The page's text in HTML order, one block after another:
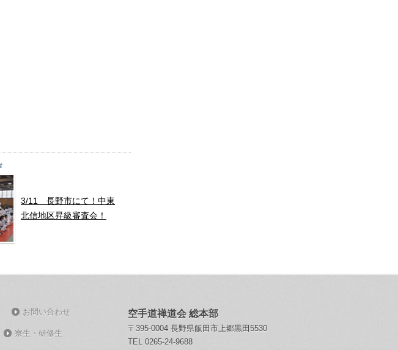
3/11 長野市にて！中東
北信地区昇級審査会！
お問い合わせ
寮生・研修生
空手道禅道会 総本部
〒395-0004 長野県飯田市上郷黒田5530
TEL 0265-24-9688